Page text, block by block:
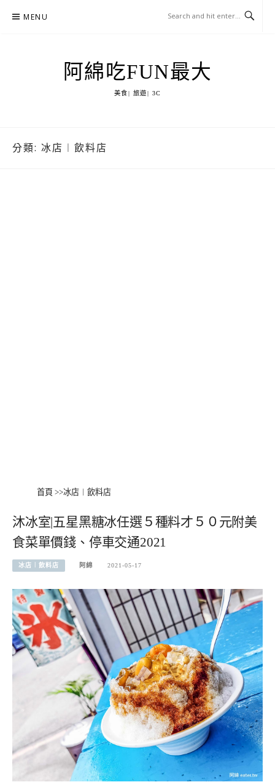
MENU
阿綿吃FUN最大
美食| 旅遊| 3C
分類: 冰店︱飲料店
首頁 >>冰店︱飲料店
沐冰室|五星黑糖冰任選５種料才５０元附美
食菜單價錢、停車交通2021
冰店︱飲料店 阿綿 2021-05-17